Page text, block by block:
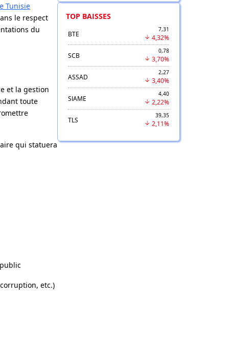
Tunisie
le respect
du
et la gestion
toute
qui statuera
etc.)
TOP BAISSES
BTE
7,31
4,32%
SCB
0,78
3,70%
ASSAD
2,27
3,40%
SIAME
4,40
2,22%
TLS
39,35
2,11%